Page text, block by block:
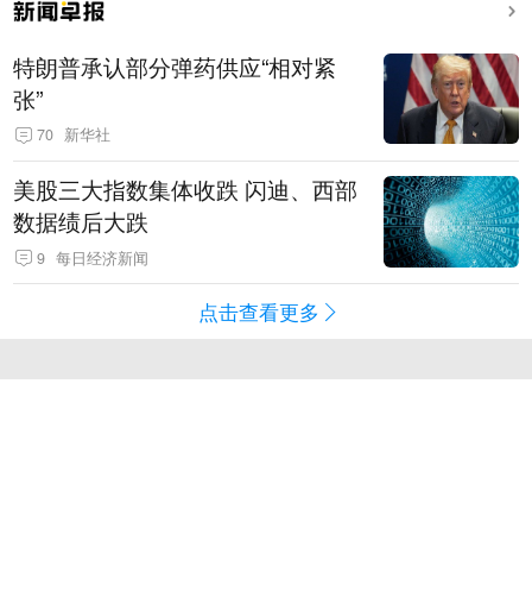
特朗普承认部分弹药供应“相对紧
张”
70 新华社
美股三大指数集体收跌 闪迪、西部
数据绩后大跌
9 每日经济新闻
点击查看更多